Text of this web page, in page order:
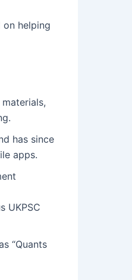
helping
has since
apps.
UKPSC
“Quants